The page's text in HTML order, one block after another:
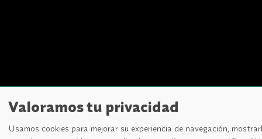
Valoramos tu privacidad
Usamos cookies para mejorar su experiencia de navegación,